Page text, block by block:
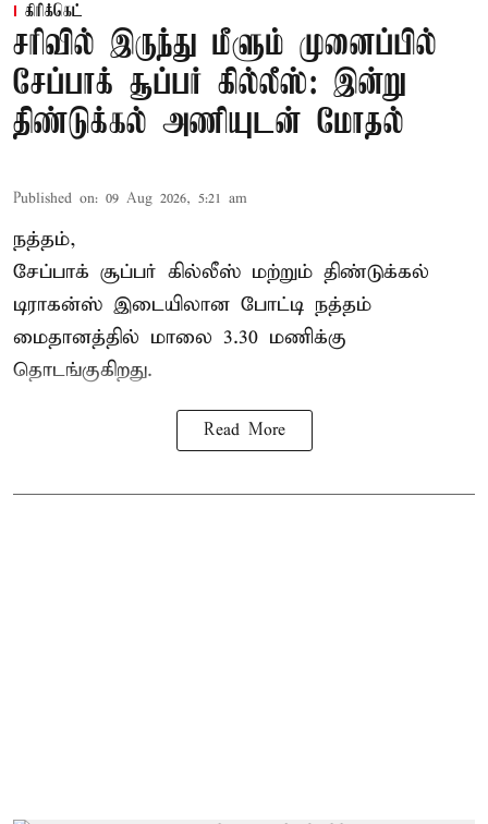
கிரிக்கெட்
சரிவில் இருந்து மீளும் முனைப்பில்
சேப்பாக் சூப்பர் கில்லீஸ்: இன்று
திண்டுக்கல் அணியுடன் மோதல்
Published on: 09 Aug 2026, 5:21 am
நத்தம்,
சேப்பாக் சூப்பர் கில்லீஸ் மற்றும் திண்டுக்கல்
டிராகன்ஸ் இடையிலான போட்டி நத்தம்
மைதானத்தில் மாலை 3.30 மணிக்கு
தொடங்குகிறது.
Read More